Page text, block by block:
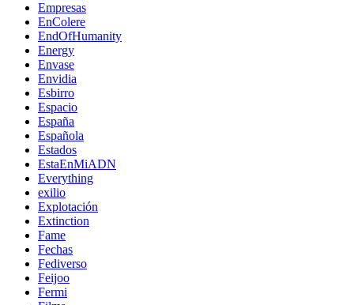
Empresas
EnColere
EndOfHumanity
Energy
Envase
Envidia
Esbirro
Espacio
España
Española
Estados
EstaEnMiADN
Everything
exilio
Explotación
Extinction
Fame
Fechas
Fediverso
Feijoo
Fermi